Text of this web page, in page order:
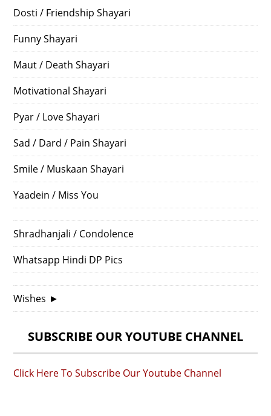
Dosti / Friendship Shayari
Funny Shayari
Maut / Death Shayari
Motivational Shayari
Pyar / Love Shayari
Sad / Dard / Pain Shayari
Smile / Muskaan Shayari
Yaadein / Miss You
Shradhanjali / Condolence
Whatsapp Hindi DP Pics
Wishes ►
SUBSCRIBE OUR YOUTUBE CHANNEL
Click Here To Subscribe Our Youtube Channel